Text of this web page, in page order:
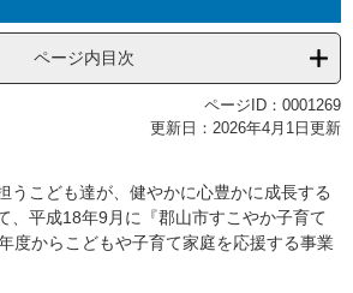
ページ内目次
ページID：0001269
更新日：2026年4月1日更新
こども達が、健やかに心豊かに成長する
、平成18年9月に『郡山市すこやか子育て
度からこどもや子育て家庭を応援する事業